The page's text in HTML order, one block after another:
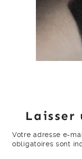
Laisser
Votre adresse e-
obligatoires sont